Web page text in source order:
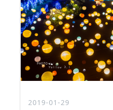
2019-01-29